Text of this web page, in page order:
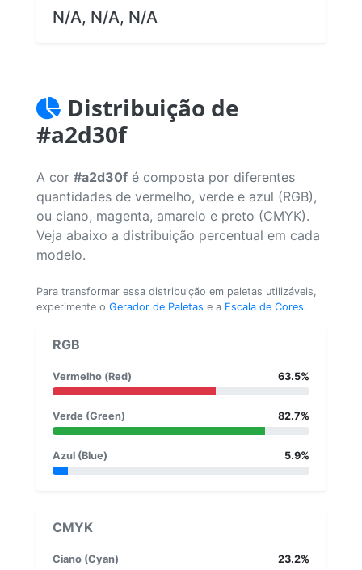
N/A, N/A, N/A
Distribuição de
#a2d30f
A cor #a2d30f é composta por diferentes
quantidades de vermelho, verde e azul (RGB),
ou ciano, magenta, amarelo e preto (CMYK).
Veja abaixo a distribuição percentual em cada
modelo.
Para transformar essa distribuição em paletas utilizáveis,
experimente o Gerador de Paletas e a Escala de Cores.
RGB
Vermelho (Red) 63.5%
Verde (Green) 82.7%
Azul (Blue) 5.9%
CMYK
Ciano (Cyan) 23.2%